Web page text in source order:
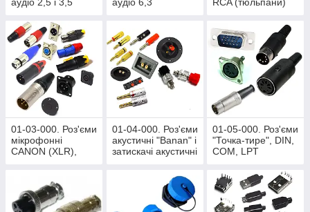
01-03-000. Роз'єми
мікрофонні
CANON (XLR),
01-04-000. Роз'єми
акустичні "Banan" і
затискачі акустичні
01-05-000. Роз'єми
"Точка-тире", DIN,
COM, LPT